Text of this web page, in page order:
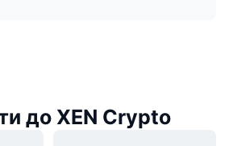
до XEN Crypto